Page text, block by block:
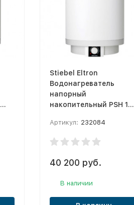
Stiebel Eltron
Водонагреватель
напорный
накопительный PSH 120
Артикул: 232084
40 200 руб.
В наличии